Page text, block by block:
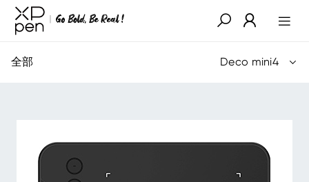
全部 Deco mini4